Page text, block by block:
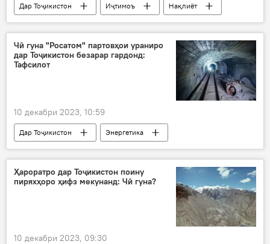
Дар Тоҷикистон Иҷтимоъ
Нақлиёт
мубориза
фасод
коррупсия
вазорат
Чӣ гуна "Росатом" партовҳои ураниро
дар Тоҷикистон безарар гардонд:
Тафсилот
10 декабри 2023, 10:59
Дар Тоҷикистон
Энергетика
Иҷтимоъ
уран
Табошар
Ҳароратро дар Тоҷикистон поину
пиряхҳоро ҳифз мекунанд: Чӣ гуна?
10 декабри 2023, 09:30